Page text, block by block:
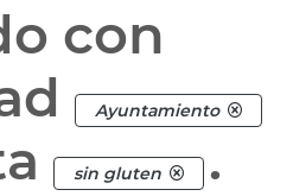
con
Ayuntamiento
sin gluten .